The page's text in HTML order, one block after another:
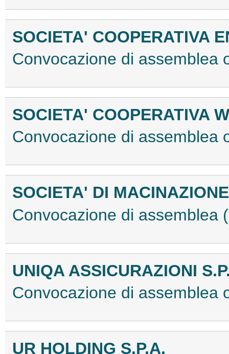
SOCIETA' COOPERATIVA
Convocazione di assemblea
SOCIETA' COOPERATIVA
Convocazione di assemblea
SOCIETA' DI
Convocazione di assemblea
UNIQA ASSICURAZIONI
Convocazione di assemblea
UR HOLDING S.P.A.